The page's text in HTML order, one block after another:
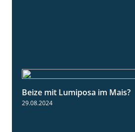
Beize mit Lumiposa im Mais?
29.08.2024